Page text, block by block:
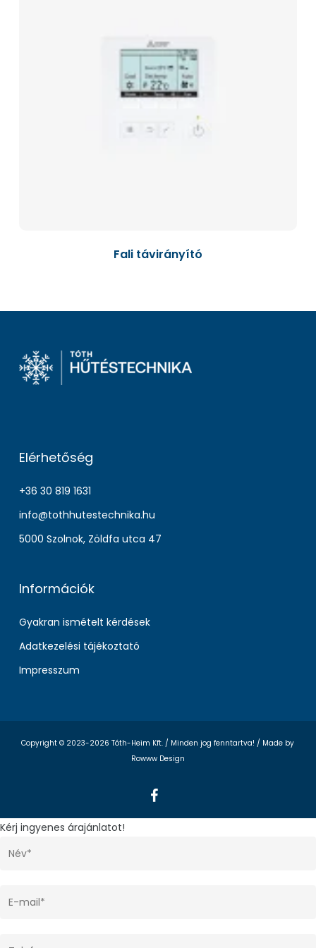
Fali távirányító
Elérhetőség
+36 30 819 1631
info@tothhutestechnika.hu
5000 Szolnok, Zöldfa utca 47
Információk
Gyakran ismételt kérdések
Adatkezelési tájékoztató
Impresszum
Copyright © 2023-2026 Tóth-Heim Kft. / Minden jog fenntartva! / Made by
Rowww Design
facebook
Kérj ingyenes árajánlatot!